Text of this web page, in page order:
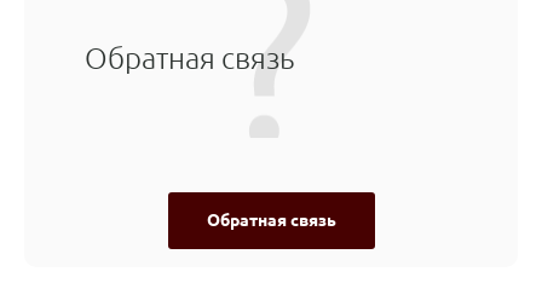
Обратная связь
Обратная связь